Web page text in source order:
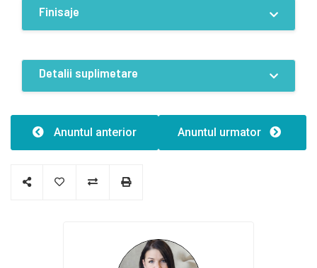
Finisaje
Detalii suplimetare
Inaltime:6.30
Structură clădire:Metal
Anuntul anterior Anuntul urmator